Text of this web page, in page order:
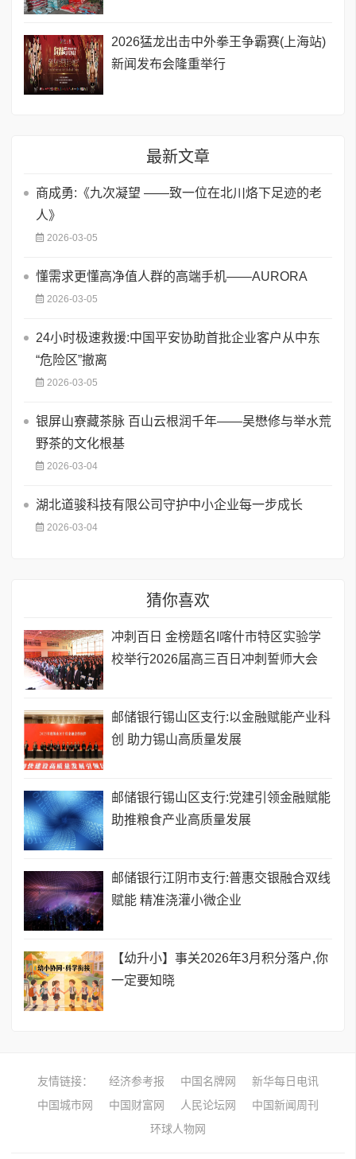
2026猛龙出击中外拳王争霸赛(上海站)
新闻发布会隆重举行
最新文章
商成勇:《九次凝望 ——致一位在北川烙下足迹的老
人》
2026-03-05
懂需求更懂高净值人群的高端手机——AURORA
2026-03-05
24小时极速救援:中国平安协助首批企业客户从中东
“危险区”撤离
2026-03-05
银屏山寮藏茶脉 百山云根润千年——吴懋修与举水荒
野茶的文化根基
2026-03-04
湖北道骏科技有限公司守护中小企业每一步成长
2026-03-04
猜你喜欢
​冲刺百日 金榜题名I喀什市特区实验学
校举行2026届高三百日冲刺誓师大会
邮储银行锡山区支行:以金融赋能产业科
创 助力锡山高质量发展
邮储银行锡山区支行:党建引领金融赋能
助推粮食产业高质量发展
邮储银行江阴市支行:普惠交银融合双线
赋能 精准浇灌小微企业
【幼升小】事关2026年3月积分落户,你
一定要知晓
友情链接： 经济参考报 中国名牌网
新华每日电讯
中国城市网
中国财富网 人民论坛网
中国新闻周刊
环球人物网